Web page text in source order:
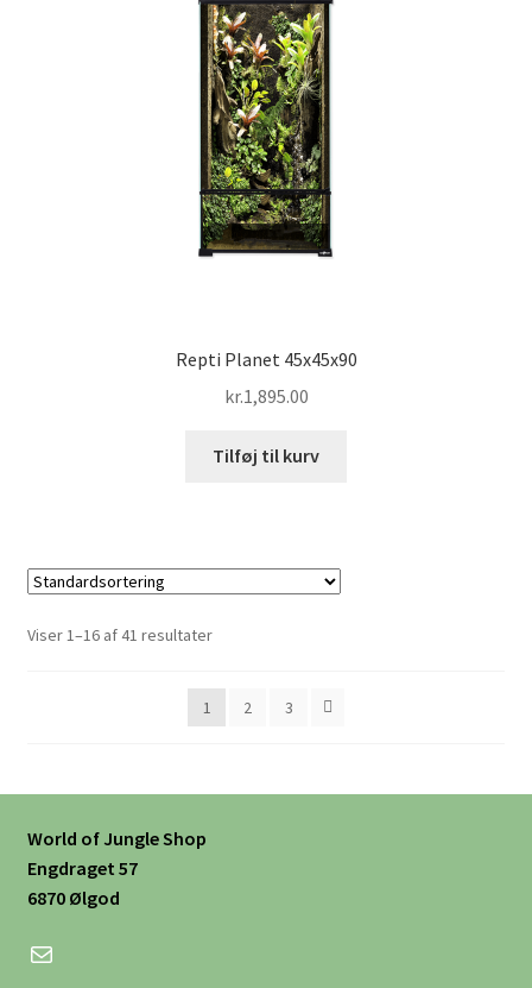
Repti Planet 45x45x90
kr.1,895.00
Tilføj til kurv
Viser 1–16 af 41 resultater
1 2 3
World of Jungle Shop
Engdraget 57
6870 Ølgod
Mail